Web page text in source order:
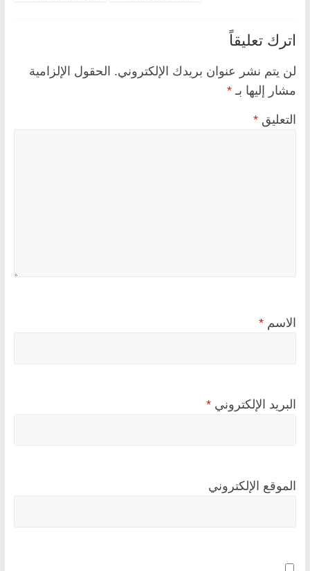
اترك تعليقاً
لن يتم نشر عنوان بريدك الإلكتروني. الحقول الإلزامية
مشار إليها بـ *
التعليق *
الاسم *
البريد الإلكتروني *
الموقع الإلكتروني